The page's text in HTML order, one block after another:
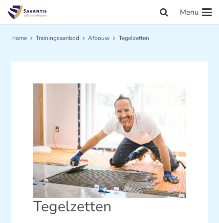
Menu
Home Trainingsaanbod Afbouw Tegelzetten
Tegelzetten